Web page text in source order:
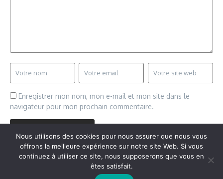
Enregistrer mon nom, mon e-mail et mon site dans le
navigateur pour mon prochain commentaire.
Copyright © 2026 Vudailleurs.com | Réalisé par
Nous utilisons des cookies pour nous assurer que nous vous
offrons la meilleure expérience sur notre site Web. Si vous
continuez à utiliser ce site, nous supposerons que vous en
êtes satisfait.